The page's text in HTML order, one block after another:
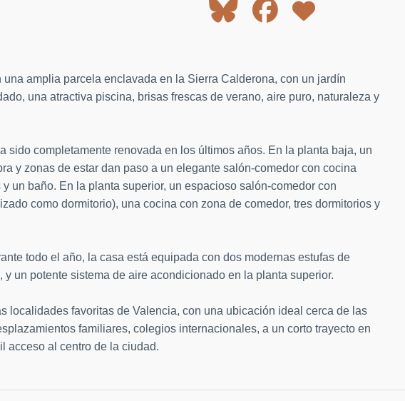
amplia parcela enclavada en la Sierra Calderona, con un jardín
una atractiva piscina, brisas frescas de verano, aire puro, naturaleza y
sido completamente renovada en los últimos años. En la planta baja, un
y zonas de estar dan paso a un elegante salón-comedor con cocina
un baño. En la planta superior, un espacioso salón-comedor con
como dormitorio), una cocina con zona de comedor, tres dormitorios y
todo el año, la casa está equipada con dos modernas estufas de
y un potente sistema de aire acondicionado en la planta superior.
localidades favoritas de Valencia, con una ubicación ideal cerca de las
familiares, colegios internacionales, a un corto trayecto en
acceso al centro de la ciudad.